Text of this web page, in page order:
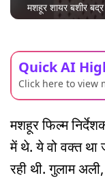
मशहूर शायर बशीर
Quick AI
Click here to view
मशहूर फिल्म
में थे. ये वो वक्त था
रही थी. गुलाम